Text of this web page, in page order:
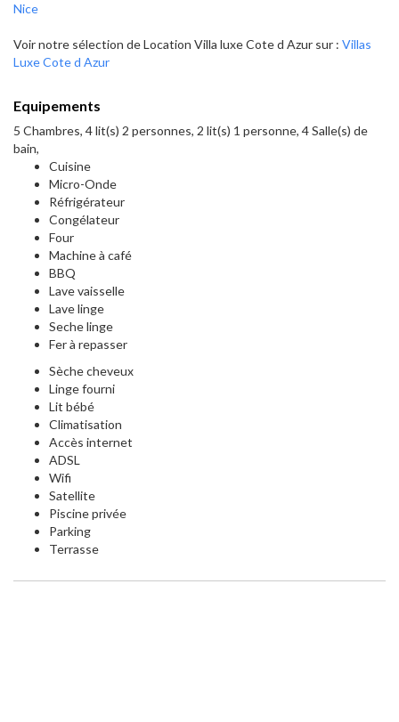
Nice
Voir notre sélection de Location Villa luxe Cote d Azur sur : Villas
Luxe Cote d Azur
Equipements
5 Chambres, 4 lit(s) 2 personnes, 2 lit(s) 1 personne, 4 Salle(s) de
bain,
Cuisine
Micro-Onde
Réfrigérateur
Congélateur
Four
Machine à café
BBQ
Lave vaisselle
Lave linge
Seche linge
Fer à repasser
Sèche cheveux
Linge fourni
Lit bébé
Climatisation
Accès internet
ADSL
Wifi
Satellite
Piscine privée
Parking
Terrasse